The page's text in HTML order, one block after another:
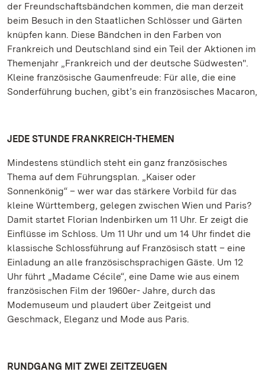
der Freundschaftsbändchen kommen, die man derzeit
beim Besuch in den Staatlichen Schlösser und Gärten
knüpfen kann. Diese Bändchen in den Farben von
Frankreich und Deutschland sind ein Teil der Aktionen im
Themenjahr „Frankreich und der deutsche Südwesten".
Kleine französische Gaumenfreude: Für alle, die eine
Sonderführung buchen, gibt’s ein französisches Macaron,
JEDE STUNDE FRANKREICH-THEMEN
Mindestens stündlich steht ein ganz französisches
Thema auf dem Führungsplan. „Kaiser oder
Sonnenkönig“ – wer war das stärkere Vorbild für das
kleine Württemberg, gelegen zwischen Wien und Paris?
Damit startet Florian Indenbirken um 11 Uhr. Er zeigt die
Einflüsse im Schloss. Um 11 Uhr und um 14 Uhr findet die
klassische Schlossführung auf Französisch statt – eine
Einladung an alle französischsprachigen Gäste. Um 12
Uhr führt „Madame Cécile“, eine Dame wie aus einem
französischen Film der 1960er- Jahre, durch das
Modemuseum und plaudert über Zeitgeist und
Geschmack, Eleganz und Mode aus Paris.
RUNDGANG MIT ZWEI ZEITZEUGEN